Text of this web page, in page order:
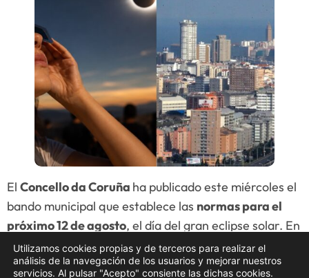
El Concello da Coruña ha publicado este miércoles el
bando municipal que establece las normas para el
próximo 12 de agosto, el día del gran eclipse solar. En
este documento se detallan todas lasrestricciones
de tráfico , losespacios habilitados para la
Utilizamos cookies propias y de terceros para realizar el
análisis de la navegación de los usuarios y mejorar nuestros
servicios. Al pulsar "Acepto" consiente las dichas cookies.